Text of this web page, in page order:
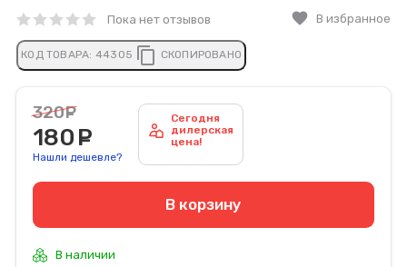
Пока нет отзывов favorite В избранное
КОД ТОВАРА: 44305 content_copy СКОПИРОВАНО
320 руб.
180 руб.
Нашли дешевле?
Сегодня
дилерская
цена!
В корзину
В наличии